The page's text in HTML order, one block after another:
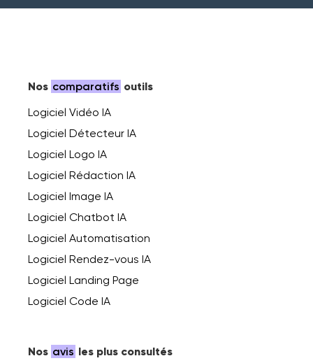
Nos comparatifs outils
Logiciel Vidéo IA
Logiciel Détecteur IA
Logiciel Logo IA
Logiciel Rédaction IA
Logiciel Image IA
Logiciel Chatbot IA
Logiciel Automatisation
Logiciel Rendez-vous IA
Logiciel Landing Page
Logiciel Code IA
Nos avis les plus consultés